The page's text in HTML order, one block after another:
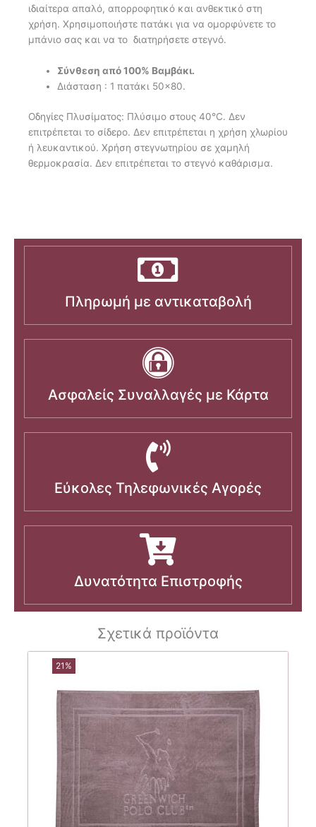
ιδιαίτερα απαλό, απορροφητικό και ανθεκτικό στη
χρήση. Χρησιμοποιήστε πατάκι για να ομορφύνετε το
μπάνιο σας και να το διατηρήσετε στεγνό.
Σύνθεση από 100% Βαμβάκι.
Διάσταση : 1 πατάκι 50×80.
Οδηγίες Πλυσίματος: Πλύσιμο στους 40°C. Δεν
επιτρέπεται το σίδερο. Δεν επιτρέπεται η χρήση χλωρίου
ή λευκαντικού. Χρήση στεγνωτηρίου σε χαμηλή
θερμοκρασία. Δεν επιτρέπεται το στεγνό καθάρισμα.
Πληρωμή με αντικαταβολή
Ασφαλείς Συναλλαγές με Κάρτα
Εύκολες Τηλεφωνικές Αγορές
Δυνατότητα Επιστροφής
Σχετικά προϊόντα
21%